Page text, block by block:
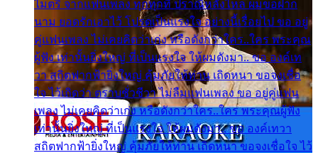
ไมตรี จากแฟนเพลง ทุกทุกที่ ปราณีหลั่งไหล ผมขอฝาก
นาม ยอดรักเอาไว้ โปรดเป็นแรงใจ อย่างนี้เรื่อยไป ขอ อยู่
คู่แฟนเพลง ไม่เคยคิดว่าเก่ง หรือดังกว่าใคร..ใคร พระคุณ
ผู้ฟัง เท่านั้นยิ่งใหญ่ ที่เป็นแรงใจ ให้ผมดังมา.. ขอ องค์เท
วา สถิตฟากฟ้ายิ่งใหญ่ คุ้มภัยให้ท่าน เถิดหนา ขอจงเชื่อ
ใจ ไว้เถิดว่า ตราบชั่วชีวา ไม่ลืมแฟนเพลง ขอ อยู่คู่แฟน
เพลง ไม่เคยคิดว่าเก่ง หรือดังกว่าใคร..ใคร พระคุณผู้ฟัง
เท่านั้นยิ่งใหญ่ ที่เป็นแรงใจ ให้ผมดังมา.. ขอ องค์เทวา
สถิตฟากฟ้ายิ่งใหญ่ คุ้มภัยให้ท่าน เถิดหนา ขอจงเชื่อใจ ไว้